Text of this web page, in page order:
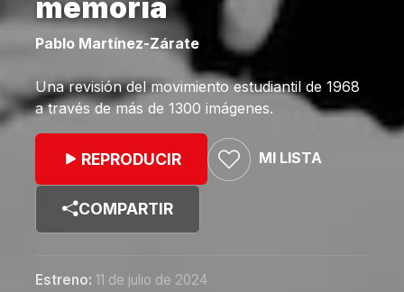
memoria
Pablo Martínez-Zárate
Una revisión del movimiento estudiantil de 1968
a través de más de 1300 imágenes.
REPRODUCIR MI LISTA
COMPARTIR
Estreno: 11 de julio de 2024